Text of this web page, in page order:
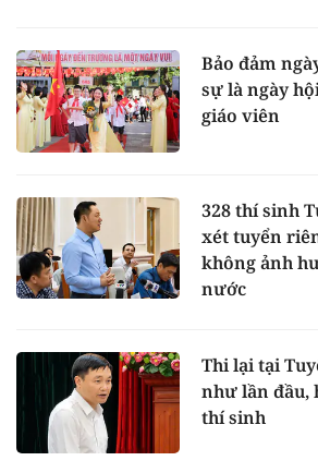
Bảo đảm
sự là ngày
giáo viên
328 thí sinh
xét tuyển
không ảnh
nước
Thi lại tại
như lần đầu,
thí sinh